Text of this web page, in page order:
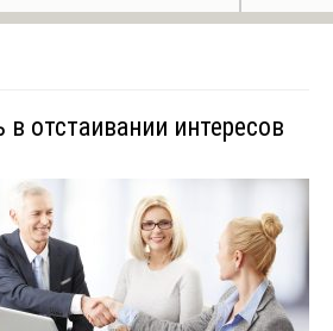
отстаивании интересов